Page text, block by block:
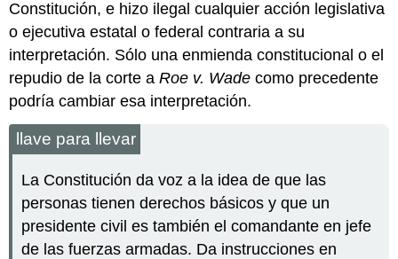
Constitución, e hizo ilegal cualquier acción legislativa
o ejecutiva estatal o federal contraria a su
interpretación. Sólo una enmienda constitucional o el
repudio de la corte aRoe v. Wade como precedente
podría cambiar esa interpretación.
llave para llevar
La Constitución da voz a la idea de que las
personas tienen derechos básicos y que un
presidente civil es también el comandante en jefe
de las fuerzas armadas. Da instrucciones en